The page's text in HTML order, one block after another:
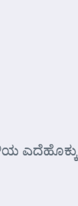
ಎದೆಹೊಕ್ಕು